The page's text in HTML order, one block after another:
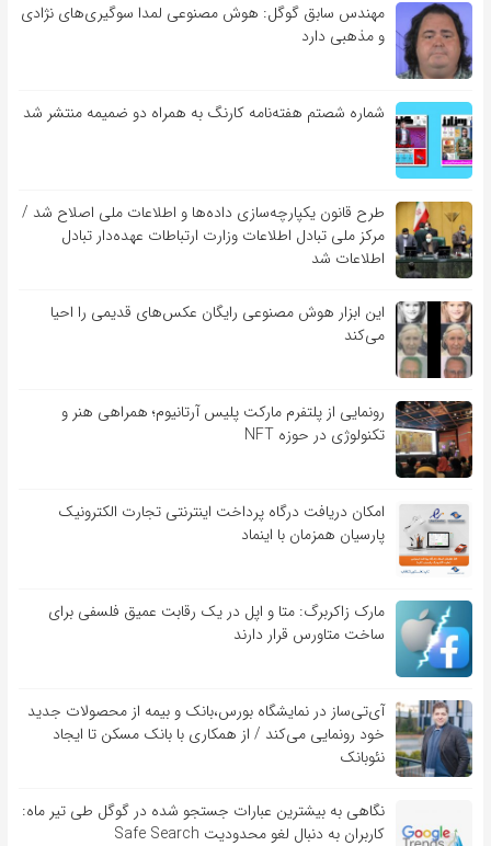
مهندس سابق گوگل: هوش مصنوعی لمدا سوگیری‌های نژادی
و مذهبی دارد
شماره شصتم هفته‌نامه کارنگ به همراه دو ضمیمه منتشر شد
طرح قانون یکپارچه‌سازی داده‌ها و اطلاعات ملی اصلاح شد /
مرکز ملی تبادل اطلاعات وزارت ارتباطات عهده‌دار تبادل
اطلاعات شد
این ابزار هوش مصنوعی رایگان عکس‌های قدیمی را احیا
می‌کند
رونمایی از پلتفرم مارکت پلیس آرتانیوم؛ همراهی هنر و
تکنولوژی در حوزه NFT
امکان دریافت درگاه پرداخت اینترنتی تجارت الکترونیک
پارسیان همزمان با اینماد
مارک زاکربرگ: متا و اپل در یک رقابت عمیق فلسفی برای
ساخت متاورس قرار دارند
آی‌تی‌ساز در نمایشگاه بورس،بانک و بیمه از محصولات جدید
خود رونمایی می‌کند / از همکاری با بانک مسکن تا ایجاد
نئوبانک
نگاهی به بیشترین عبارات جستجو شده در گوگل طی تیر ماه:
کاربران به دنبال لغو محدودیت Safe Search